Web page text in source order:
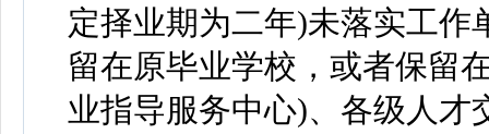
定择业期为二年)未落实工作
留在原毕业学校，或者保留
业指导服务中心)、各级人才